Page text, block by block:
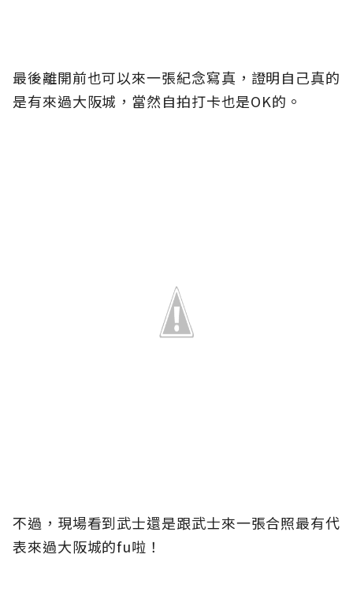
最後離開前也可以來一張紀念寫真，證明自己真的
是有來過大阪城，當然自拍打卡也是OK的。
不過，現場看到武士還是跟武士來一張合照最有代
表來過大阪城的fu啦！